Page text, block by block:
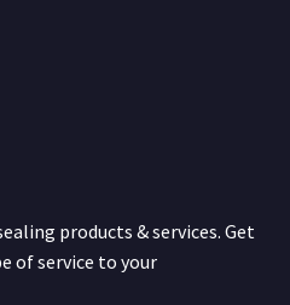
products & services. Get
of service to your